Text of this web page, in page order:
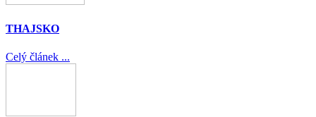
THAJSKO
Celý článek ...